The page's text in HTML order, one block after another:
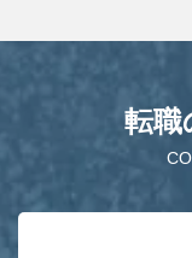
転職